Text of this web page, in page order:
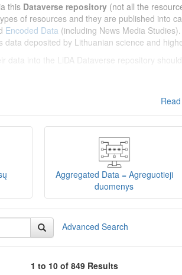
this Dataverse repository (not all the
of resources and they are published into
Encoded Data (including News Media
data deposited by Lithuanian science and
data into the LiDA Dataverse repository
yra
prie daugiau nei 600 duomenų ir tyrimų
Kauno technologijos universiteto
(kol kas ne visi ištekliai
kataloguose pagal tipą:
Žiniasklaidos tyrimus). Taip pat LiDA
institucijų deponuoti socialinių ir
siūlome susipažinti su
LiDA Dataverse
Aggregated Data = Agreguotieji
duomenys
Advanced Search
1 to 10 of 849 Results